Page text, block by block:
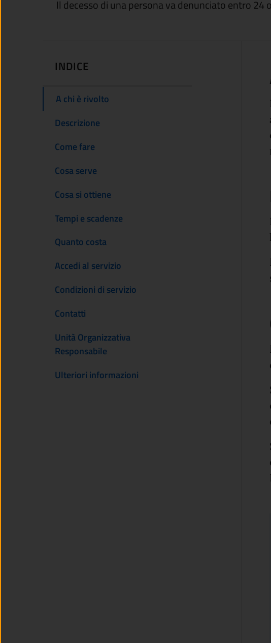
Il decesso di una persona va denunciato entro 24
INDICE
A chi è rivolto
Descrizione
Come fare
Cosa serve
Cosa si ottiene
Tempi e scadenze
Quanto costa
Accedi al servizio
Condizioni di servizio
Contatti
Unità Organizzativa
Responsabile
Ulteriori informazioni